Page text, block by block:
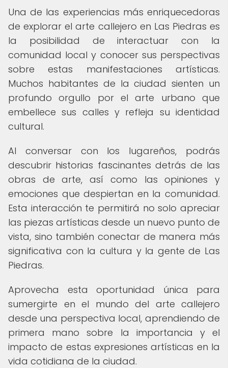
Una de las experiencias más enriquecedoras
de explorar el arte callejero en Las Piedras es
la posibilidad de interactuar con la
comunidad local y conocer sus perspectivas
sobre estas manifestaciones artísticas.
Muchos habitantes de la ciudad sienten un
profundo orgullo por el arte urbano que
embellece sus calles y refleja su identidad
cultural.
Al conversar con los lugareños, podrás
descubrir historias fascinantes detrás de las
obras de arte, así como las opiniones y
emociones que despiertan en la comunidad.
Esta interacción te permitirá no solo apreciar
las piezas artísticas desde un nuevo punto de
vista, sino también conectar de manera más
significativa con la cultura y la gente de Las
Piedras.
Aprovecha esta oportunidad única para
sumergirte en el mundo del arte callejero
desde una perspectiva local, aprendiendo de
primera mano sobre la importancia y el
impacto de estas expresiones artísticas en la
vida cotidiana de la ciudad.